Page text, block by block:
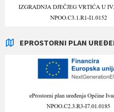
EPROSTORNI PLAN